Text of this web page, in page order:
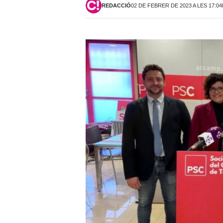
REDACCIÓ02 DE FEBRER DE 2023 A LES